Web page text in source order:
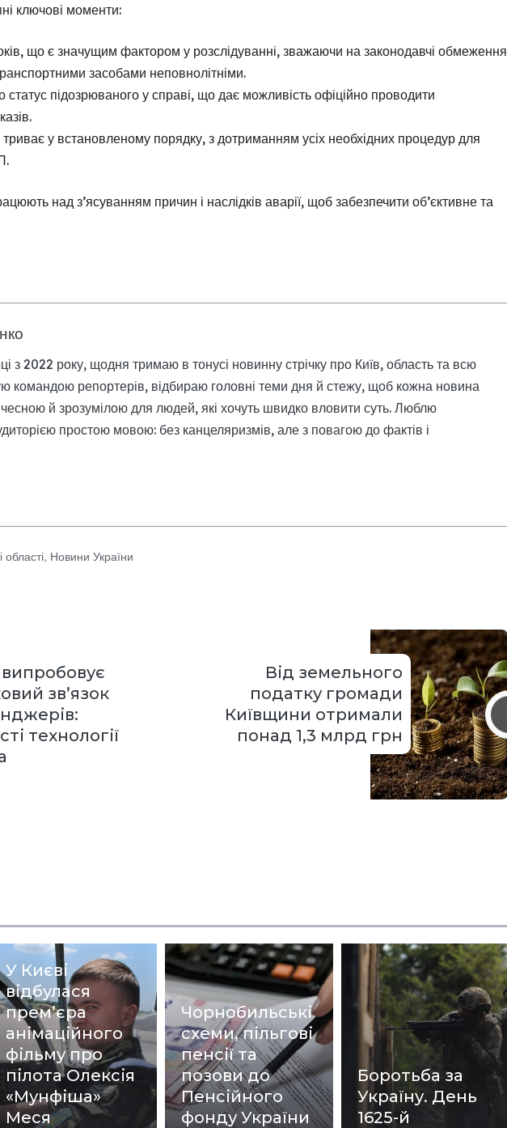
ключові моменти:
що є значущим фактором у розслідуванні, зважаючи на законодавчі обмеження
засобами неповнолітніми.
підозрюваного у справі, що дає можливість офіційно проводити
у встановленому порядку, з дотриманням усіх необхідних процедур для
над з’ясуванням причин і наслідків аварії, щоб забезпечити об’єктивне та
з 2022 року, щодня тримаю в тонусі новинну стрічку про Київ, область та всю
командою репортерів, відбираю головні теми дня й стежу, щоб кожна новина
й зрозумілою для людей, які хочуть швидко вловити суть. Люблю
простою мовою: без канцеляризмів, але з повагою до фактів і
, Новини України
випробовує
зв’язок
технології
Від земельного
податку громади
Київщини отримали
понад 1,3 млрд грн
У Києві
відбулася
прем’єра
анімаційного
фільму про
пілота Олексія
«Мунфіша»
Меся
Чорнобильські
схеми, пільгові
пенсії та
позови до
Пенсійного
фонду України
Боротьба за
Україну. День
1625-й